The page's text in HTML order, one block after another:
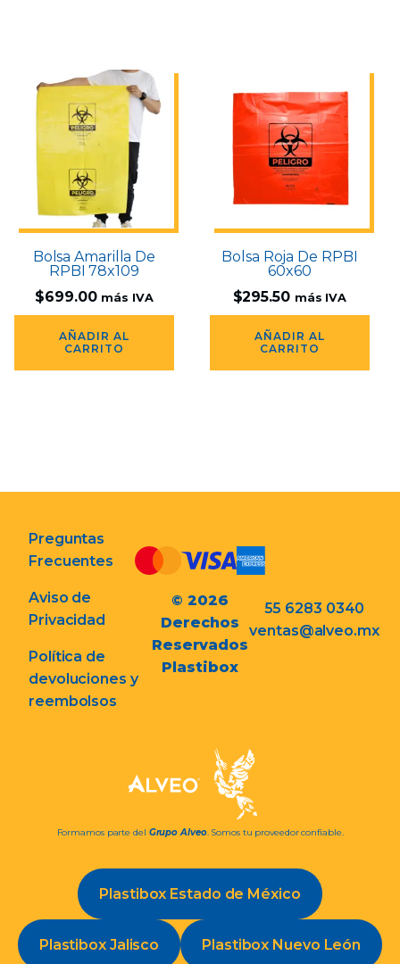
Bolsa Amarilla De
RPBI 78x109
$699.00 más IVA
AÑADIR AL
CARRITO
Bolsa Roja De RPBI
60x60
$295.50 más IVA
AÑADIR AL
CARRITO
Preguntas
Frecuentes
Aviso de
Privacidad
Política de
devoluciones y
reembolsos
© 2026
Derechos
Reservados
Plastibox
55 6283 0340
ventas@alveo.mx
Formamos parte del Grupo Alveo. Somos tu proveedor confiable.
Plastibox Estado de México
Plastibox Jalisco Plastibox Nuevo León